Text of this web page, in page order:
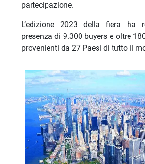
partecipazione.
L’edizione 2023 della fiera ha
presenza di 9.300 buyers e oltre
provenienti da 27 Paesi di tutto il